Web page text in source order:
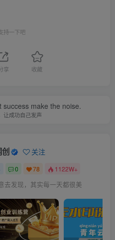
持一下吧
享 收藏
make the noise.
让成功自己发声
关注
0 78 1122W+
去发现，其实每一天都很美